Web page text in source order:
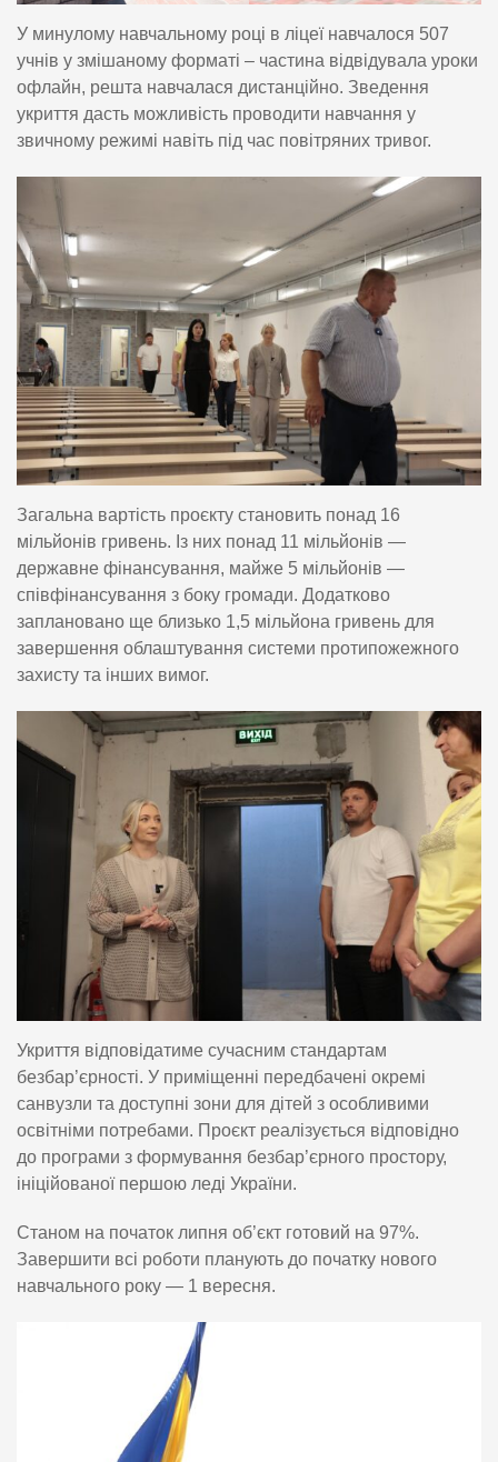
У минулому навчальному році в ліцеї навчалося 507
учнів у змішаному форматі – частина відвідувала уроки
офлайн, решта навчалася дистанційно. Зведення
укриття дасть можливість проводити навчання у
звичному режимі навіть під час повітряних тривог.
Загальна вартість проєкту становить понад 16
мільйонів гривень. Із них понад 11 мільйонів —
державне фінансування, майже 5 мільйонів —
співфінансування з боку громади. Додатково
заплановано ще близько 1,5 мільйона гривень для
завершення облаштування системи протипожежного
захисту та інших вимог.
Укриття відповідатиме сучасним стандартам
безбар’єрності. У приміщенні передбачені окремі
санвузли та доступні зони для дітей з особливими
освітніми потребами. Проєкт реалізується відповідно
до програми з формування безбар’єрного простору,
ініційованої першою леді України.
Станом на початок липня об’єкт готовий на 97%.
Завершити всі роботи планують до початку нового
навчального року — 1 вересня.